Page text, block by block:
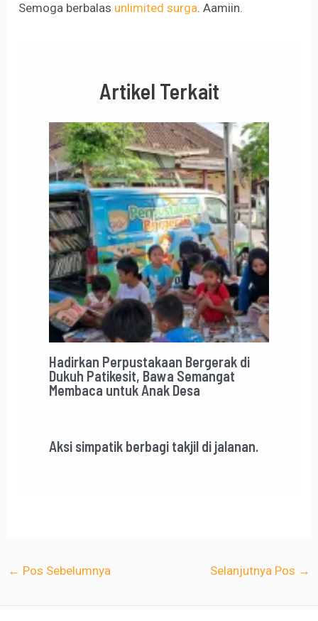
Semoga berbalas unlimited surga. Aamiin.
Artikel Terkait
Hadirkan Perpustakaan Bergerak di
Dukuh Patikesit, Bawa Semangat
Membaca untuk Anak Desa
Aksi simpatik berbagi takjil di jalanan.
← Pos Sebelumnya Selanjutnya Pos →